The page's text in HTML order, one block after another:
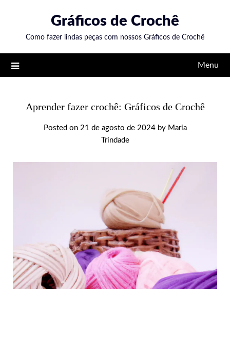
content
Gráficos de Crochê
Como fazer lindas peças com nossos Gráficos de Crochê
Menu
Aprender fazer crochê: Gráficos de Crochê
Posted on 21 de agosto de 2024by Maria
Trindade